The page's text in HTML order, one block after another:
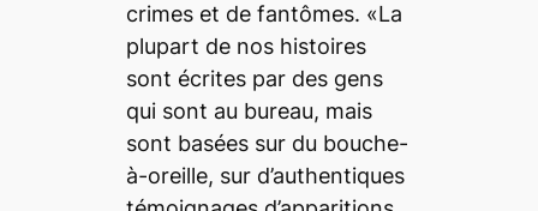
crimes et de fantômes. «La
plupart de nos histoires
sont écrites par des gens
qui sont au bureau, mais
sont basées sur du bouche-
à-oreille, sur d’authentiques